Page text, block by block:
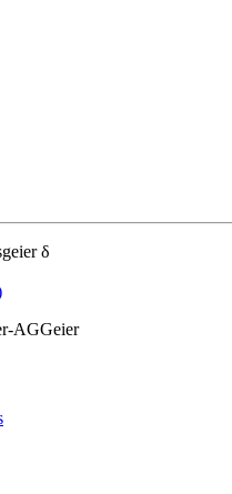
AGGeier